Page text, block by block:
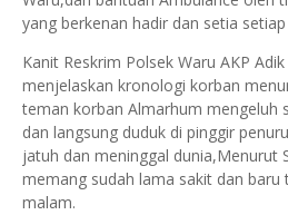
yang berkenan hadir dan setia
Kanit Reskrim Polsek Waru AKP
menjelaskan kronologi korban
teman korban Almarhum mengeluh
dan langsung duduk di pinggir
jatuh dan meninggal dunia,Menurut
memang sudah lama sakit dan baru
malam.